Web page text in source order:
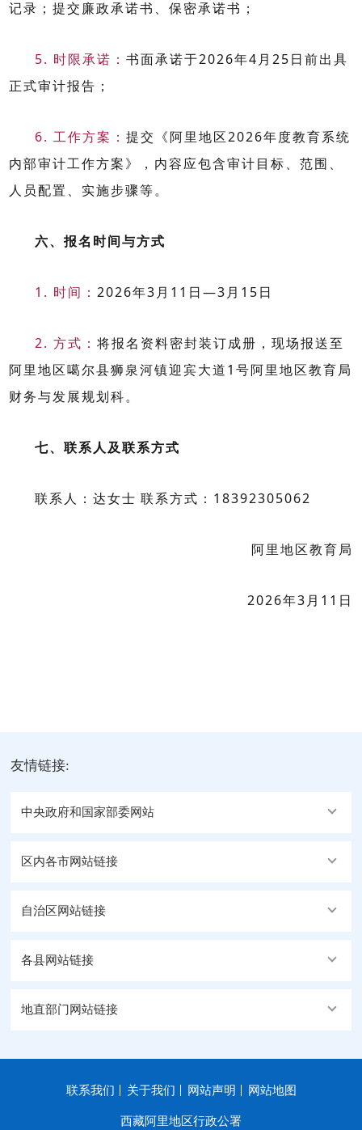
记录；提交廉政承诺书、保密承诺书；
5. 时限承诺：书面承诺于2026年4月25日前出具
正式审计报告；
6.工作方案：提交《阿里地区2026年度教育系统
内部审计工作方案》，内容应包含审计目标、范围、
人员配置、实施步骤等。
六、报名时间与方式
1. 时间：2026年3月 11 日—3月 15日
2.方式：将报名资料密封装订成册，现场报送至
阿里地区噶尔县狮泉河镇迎宾大道1号阿里地区教育局
财务与发展规划科。
七、联系人及联系方式
联系人：达女士 联系方式： 18392305062
阿里地区教育局
2026年3月 11 日
友情链接:
中央政府和国家部委网站
区内各市网站链接
自治区网站链接
各县网站链接
地直部门网站链接
联系我们 关于我们 网站声明 网站地图
西藏阿里地区行政公署